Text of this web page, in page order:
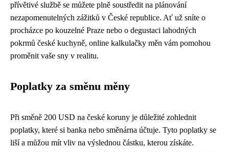
přívětivé službě se můžete plně soustředit na plánování
nezapomenutelných zážitků v České republice. Ať už sníte o
procházce po kouzelné Praze nebo o degustaci lahodných
pokrmů české kuchyně, online kalkulačky měn vám pomohou
proměnit vaše sny v realitu.
Poplatky za směnu měny
Při směně 200 USD na české koruny je důležité zohlednit
poplatky, které si banka nebo směnárna účtuje. Tyto poplatky se
liší a můžou mít vliv na výslednou částku, kterou získáte.